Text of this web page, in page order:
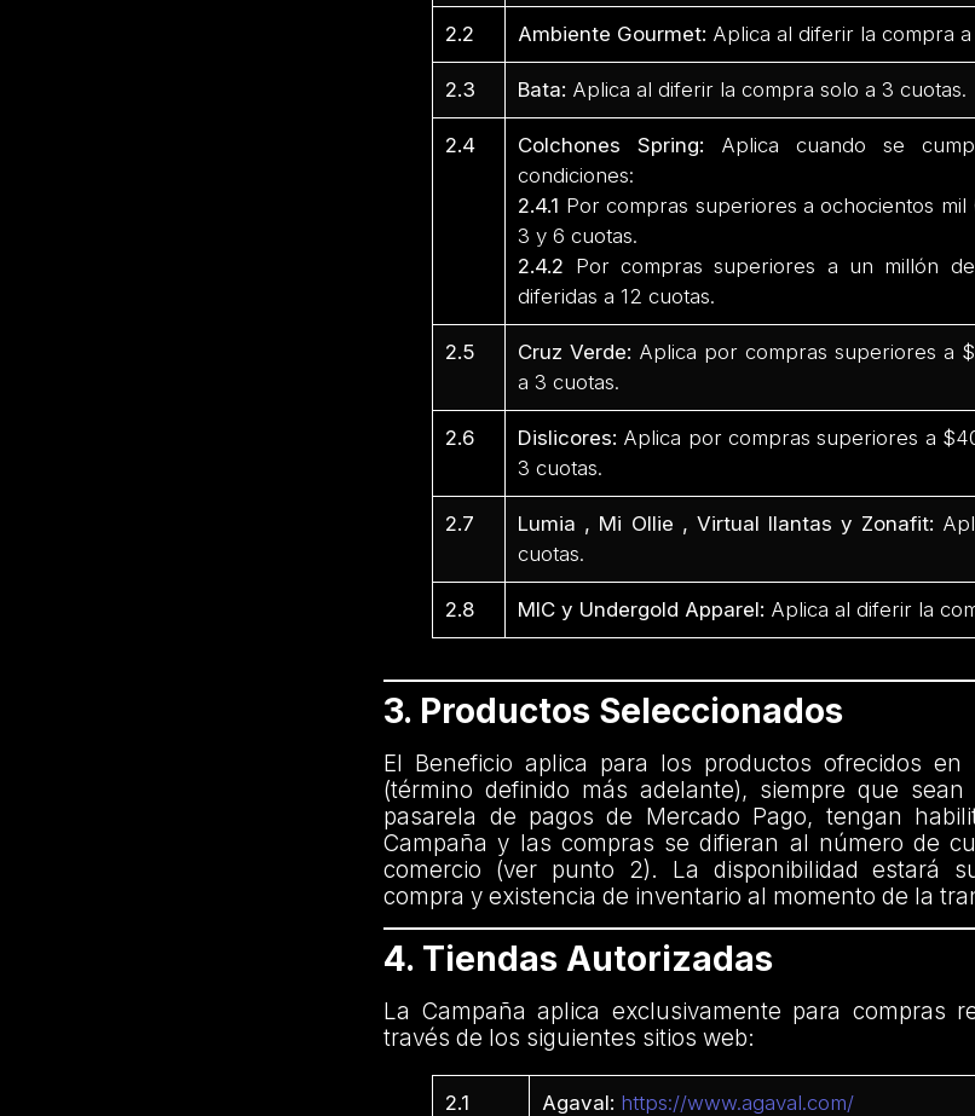
2.2 Ambiente Gourmet: Aplica al diferir la compra
2.3 Bata: Aplica al diferir la compra solo a 3 cuotas.
2.4 Colchones Spring: Aplica cuando se
condiciones:
2.4.1 Por compras superiores a ochocientos
3 y 6 cuotas.
2.4.2 Por compras superiores a un millón
diferidas a 12 cuotas.
2.5 Cruz Verde: Aplica por compras superiores a
a 3 cuotas.
2.6 Dislicores: Aplica por compras superiores a
3 cuotas.
2.7 Lumia , Mi Ollie , Virtual llantas y Zonafit:
cuotas.
2.8 MIC y Undergold Apparel: Aplica al diferir la
3. Productos Seleccionados
El Beneficio aplica para los productos ofrecidos en
(término definido más adelante), siempre que
pasarela de pagos de Mercado Pago, tengan
Campaña y las compras se difieran al número de
comercio (ver punto 2). La disponibilidad estará
compra y existencia de inventario al momento de la
4. Tiendas Autorizadas
La Campaña aplica exclusivamente para compras
través de los siguientes sitios web:
2.1 Agaval: https://www.agaval.com/